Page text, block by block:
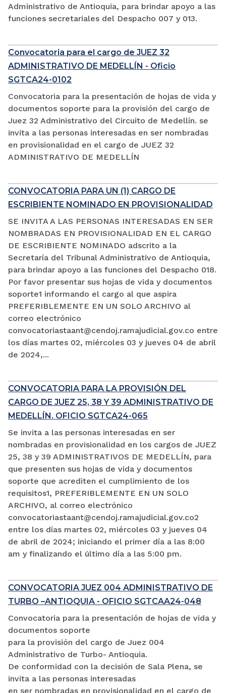
Administrativo de Antioquia, para brindar apoyo a las
funciones secretariales del Despacho 007 y 013.
Convocatoria para el cargo de JUEZ 32
ADMINISTRATIVO DE MEDELLÍN - Oficio
SGTCA24-0102
Convocatoria para la presentación de hojas de vida y
documentos soporte para la provisión del cargo de
Juez 32 Administrativo del Circuito de Medellín. se
invita a las personas interesadas en ser nombradas
en provisionalidad en el cargo de JUEZ 32
ADMINISTRATIVO DE MEDELLÍN
CONVOCATORIA PARA UN (1) CARGO DE
ESCRIBIENTE NOMINADO EN PROVISIONALIDAD
SE INVITA A LAS PERSONAS INTERESADAS EN SER
NOMBRADAS EN PROVISIONALIDAD EN EL CARGO
DE ESCRIBIENTE NOMINADO adscrito a la
Secretaría del Tribunal Administrativo de Antioquia,
para brindar apoyo a las funciones del Despacho 018.
Por favor presentar sus hojas de vida y documentos
soporte1 informando el cargo al que aspira
PREFERIBLEMENTE EN UN SOLO ARCHIVO al
correo electrónico
convocatoriastaant@cendoj.ramajudicial.gov.co entre
los días martes 02, miércoles 03 y jueves 04 de abril
de 2024,...
CONVOCATORIA PARA LA PROVISIÓN DEL
CARGO DE JUEZ 25, 38 Y 39 ADMINISTRATIVO DE
MEDELLÍN. OFICIO SGTCA24-065
Se invita a las personas interesadas en ser
nombradas en provisionalidad en los cargos de JUEZ
25, 38 y 39 ADMINISTRATIVOS DE MEDELLÍN, para
que presenten sus hojas de vida y documentos
soporte que acrediten el cumplimiento de los
requisitos1, PREFERIBLEMENTE EN UN SOLO
ARCHIVO, al correo electrónico
convocatoriastaant@cendoj.ramajudicial.gov.co2
entre los días martes 02, miércoles 03 y jueves 04
de abril de 2024; iniciando el primer día a las 8:00
am y finalizando el último día a las 5:00 pm.
CONVOCATORIA JUEZ 004 ADMINISTRATIVO DE
TURBO –ANTIOQUIA - OFICIO SGTCAA24-048
Convocatoria para la presentación de hojas de vida y
documentos soporte
para la provisión del cargo de Juez 004
Administrativo de Turbo- Antioquia.
De conformidad con la decisión de Sala Plena, se
invita a las personas interesadas
en ser nombradas en provisionalidad en el cargo de